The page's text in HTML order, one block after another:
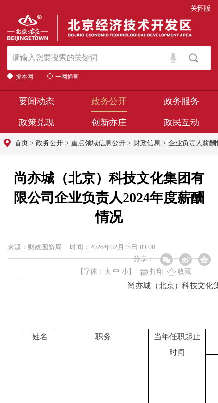
关怀版
搜本网 一网通查
要闻动态 政务公开 政务服务
政策兑现 创新亦庄 政民互动
首页 > 政务公开 > 重点领域信息公开 > 财政信息 > 企业负责人薪酬
尚亦城（北京）科技文化集团有
限公司企业负责人2024年度薪酬
情况
来源：财政国资局 时间：2026年02月25日 09:00
分享：
【字体： 大 中 小 】 打印 收藏
尚亦城（北京）科技文化
姓名 职务
当年任职起止
时间